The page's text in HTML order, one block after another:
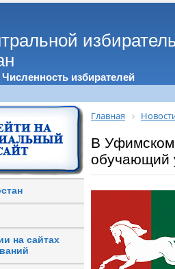
Численность избирателей
на сайтах
Главная
В
обучающий